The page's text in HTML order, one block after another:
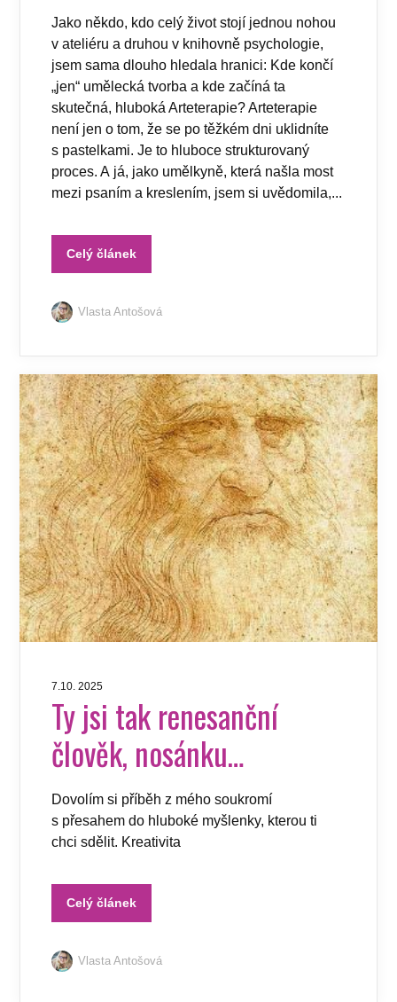
Jako někdo, kdo celý život stojí jednou nohou
v ateliéru a druhou v knihovně psychologie,
jsem sama dlouho hledala hranici: Kde končí
„jen“ umělecká tvorba a kde začíná ta
skutečná, hluboká Arteterapie? Arteterapie
není jen o tom, že se po těžkém dni uklidníte
s pastelkami. Je to hluboce strukturovaný
proces. A já, jako umělkyně, která našla most
mezi psaním a kreslením, jsem si uvědomila,...
Celý článek
Vlasta Antošová
7.10. 2025
Ty jsi tak renesanční
člověk, nosánku…
Dovolím si příběh z mého soukromí
s přesahem do hluboké myšlenky, kterou ti
chci sdělit. Kreativita
Celý článek
Vlasta Antošová